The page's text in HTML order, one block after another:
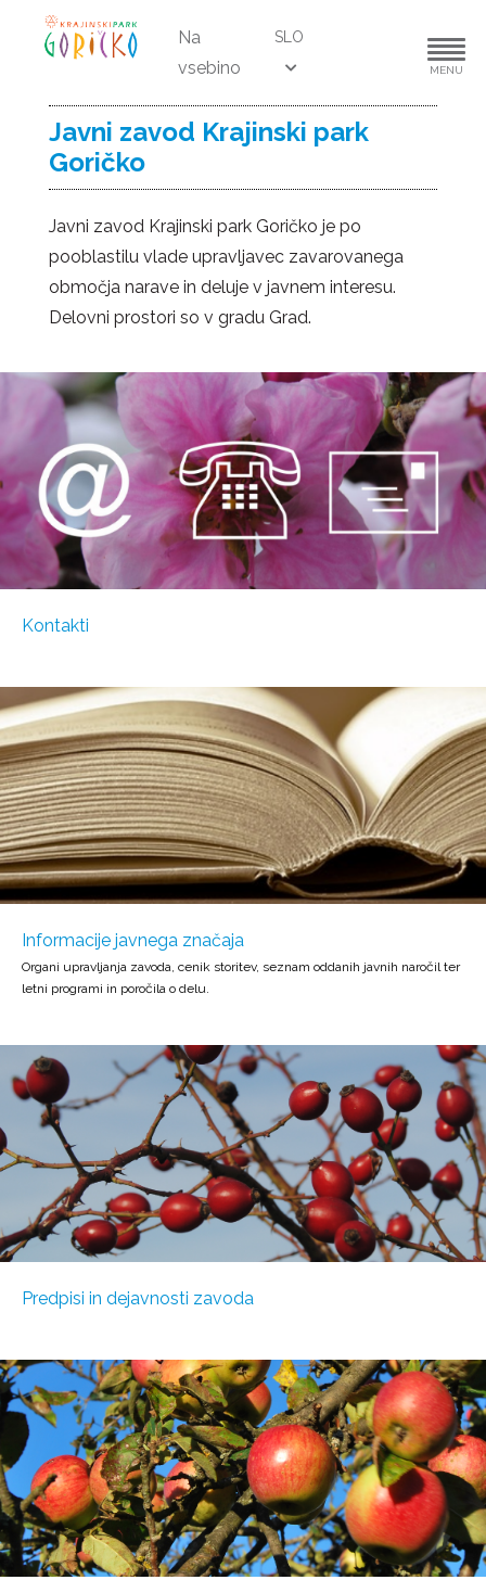
Na
vsebino
SLO
MENU
Javni zavod Krajinski park
Goričko
Javni zavod Krajinski park Goričko je po
pooblastilu vlade upravljavec zavarovanega
območja narave in deluje v javnem interesu.
Delovni prostori so v gradu Grad.
Kontakti
Informacije javnega značaja
Organi upravljanja zavoda, cenik storitev, seznam oddanih javnih naročil ter
letni programi in poročila o delu.
Predpisi in dejavnosti zavoda